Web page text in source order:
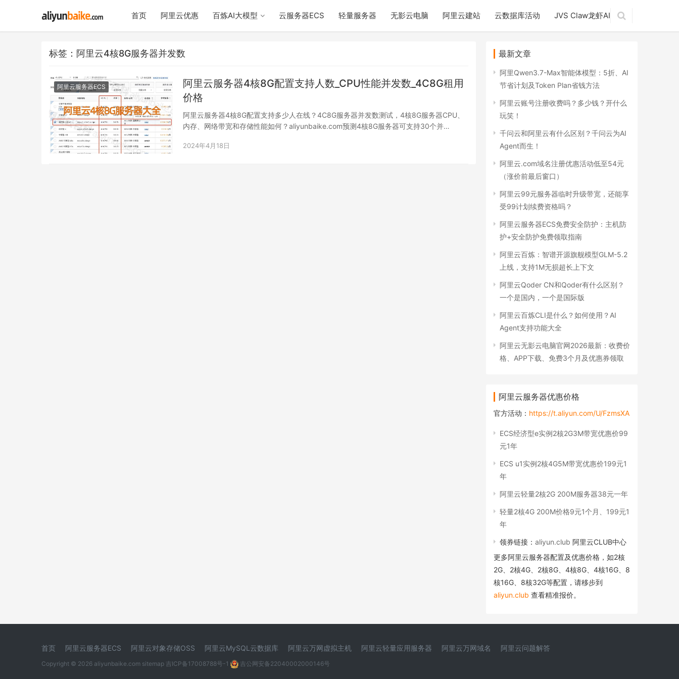
首页 阿里云优惠 百炼AI大模型 云服务器ECS 轻量服务器 无影云电脑 阿里云建站 云数据库活动 JVS Claw龙虾AI
标签：阿里云4核8G服务器并发数
阿里云服务器ECS
阿里云服务器4核8G配置支持人数_CPU性能并发数_4C8G租用
价格
阿里云服务器4核8G配置支持多少人在线？4C8G服务器并发数测试，4核8G服务器CPU、
内存、网络带宽和存储性能如何？aliyunbaike.com预测4核8G服务器可支持30个并…
2024年4月18日
最新文章
阿里Qwen3.7-Max智能体模型：5折、AI
节省计划及Token Plan省钱方法
阿里云账号注册收费吗？多少钱？开什么
玩笑！
千问云和阿里云有什么区别？千问云为AI
Agent而生！
阿里云.com域名注册优惠活动低至54元
（涨价前最后窗口）
阿里云99元服务器临时升级带宽，还能享
受99计划续费资格吗？
阿里云服务器ECS免费安全防护：主机防
护+安全防护免费领取指南
阿里云百炼：智谱开源旗舰模型GLM-5.2
上线，支持1M无损超长上下文
阿里云Qoder CN和Qoder有什么区别？
一个是国内，一个是国际版
阿里云百炼CLI是什么？如何使用？AI
Agent支持功能大全
阿里云无影云电脑官网2026最新：收费价
格、APP下载、免费3个月及优惠券领取
阿里云服务器优惠价格
官方活动： https://t.aliyun.com/U/FzmsXA
ECS经济型e实例2核2G3M带宽优惠价99
元1年
ECS u1实例2核4G5M带宽优惠价199元1
年
阿里云轻量2核2G 200M服务器38元一年
轻量2核4G 200M价格9元1个月、199元1
年
领券链接： aliyun.club 阿里云CLUB中心
更多阿里云服务器配置及优惠价格，如2核
2G、2核4G、2核8G、4核8G、4核16G、8
核16G、8核32G等配置，请移步到
aliyun.club 查看精准报价。
首页 阿里云服务器ECS 阿里云对象存储OSS 阿里云MySQL云数据库 阿里云万网虚拟主机 阿里云轻量应用服务器 阿里云万网域名 阿里云问题解答
Copyright © 2026 aliyunbaike.com sitemap 吉ICP备17008788号-1 吉公网安备22040002000146号